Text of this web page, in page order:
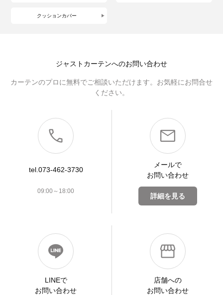
クッションカバー
ジャストカーテンへのお問い合わせ
カーテンのプロに無料でご相談いただけます。お気軽にお問合せ
ください。
tel.073-462-3730
09:00～18:00
メールで
お問い合わせ
詳細を見る
LINEで
お問い合わせ
店舗への
お問い合わせ